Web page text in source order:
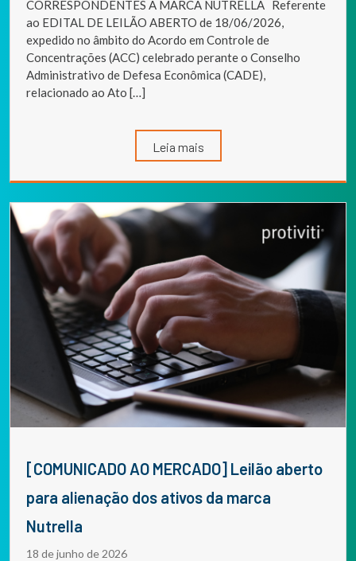
CORRESPONDENTES A MARCA NUTRELLA Referente
ao EDITAL DE LEILÃO ABERTO de 18/06/2026,
expedido no âmbito do Acordo em Controle de
Concentrações (ACC) celebrado perante o Conselho
Administrativo de Defesa Econômica (CADE),
relacionado ao Ato […]
Leia mais
[COMUNICADO AO MERCADO] Leilão aberto
para alienação dos ativos da marca
Nutrella
18 de junho de 2026